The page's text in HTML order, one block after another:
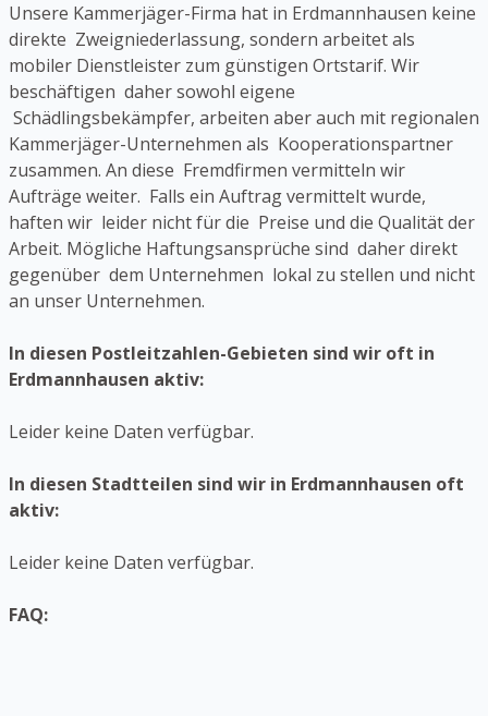
Unsere Kammerjäger-Firma hat in Erdmannhausen keine
direkte Zweigniederlassung, sondern arbeitet als
mobiler Dienstleister zum günstigen Ortstarif. Wir
beschäftigen daher sowohl eigene
Schädlingsbekämpfer, arbeiten aber auch mit regionalen
Kammerjäger-Unternehmen als Kooperationspartner
zusammen. An diese Fremdfirmen vermitteln wir
Aufträge weiter. Falls ein Auftrag vermittelt wurde,
haften wir leider nicht für die Preise und die Qualität der
Arbeit. Mögliche Haftungsansprüche sind daher direkt
gegenüber dem Unternehmen lokal zu stellen und nicht
an unser Unternehmen.
In diesen Postleitzahlen-Gebieten sind wir oft in
Erdmannhausen aktiv:
Leider keine Daten verfügbar.
In diesen Stadtteilen sind wir in Erdmannhausen oft
aktiv:
Leider keine Daten verfügbar.
FAQ: